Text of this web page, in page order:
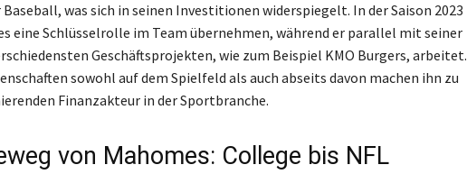
was sich in seinen Investitionen widerspiegelt. In der Saison 2023
eine Schlüsselrolle im Team übernehmen, während er parallel mit seiner
Geschäftsprojekten, wie zum Beispiel KMO Burgers, arbeitet.
sowohl auf dem Spielfeld als auch abseits davon machen ihn zu
Finanzakteur in der Sportbranche.
von Mahomes: College bis NFL